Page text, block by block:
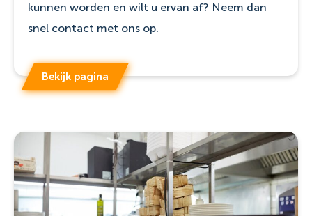
kunnen worden en wilt u ervan af? Neem dan
snel contact met ons op.
Bekijk pagina